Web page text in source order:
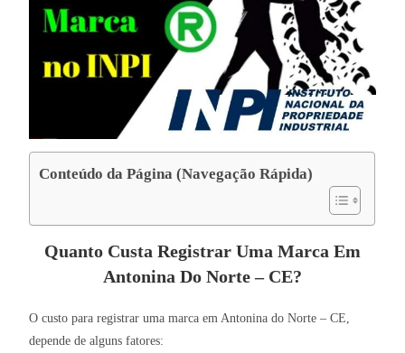
Conteúdo da Página (Navegação Rápida)
Quanto Custa Registrar Uma Marca Em
Antonina Do Norte – CE?
O custo para registrar uma marca em Antonina do Norte – CE,
depende de alguns fatores: